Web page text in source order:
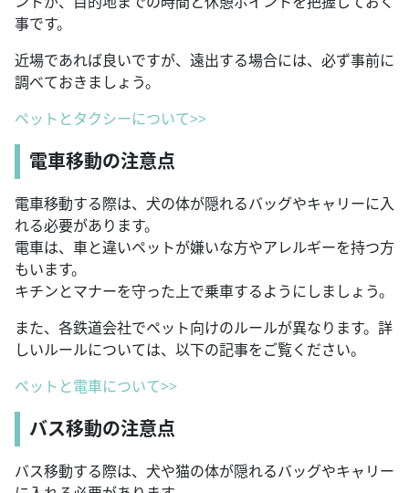
事です。
近場であれば良いですが、遠出する場合には、必ず事前に
調べておきましょう。
ペットとタクシーについて>>
電車移動の注意点
電車移動する際は、犬の体が隠れるバッグやキャリーに入
れる必要があります。
電車は、車と違いペットが嫌いな方やアレルギーを持つ方
もいます。
キチンとマナーを守った上で乗車するようにしましょう。
また、各鉄道会社でペット向けのルールが異なります。詳
しいルールについては、以下の記事をご覧ください。
ペットと電車について>>
バス移動の注意点
バス移動する際は、犬や猫の体が隠れるバッグやキャリー